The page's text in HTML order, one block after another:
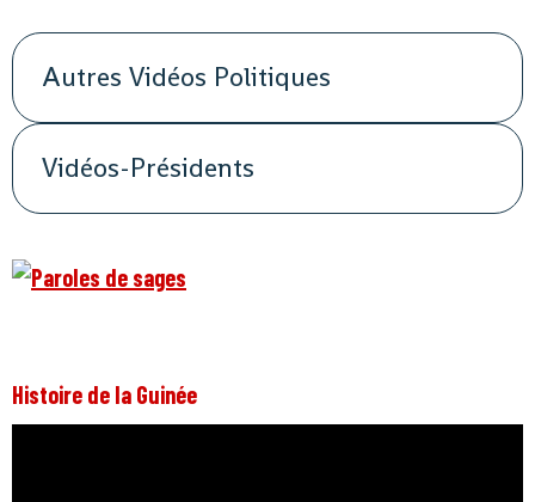
Autres Vidéos Politiques
Vidéos-Présidents
Histoire de la Guinée